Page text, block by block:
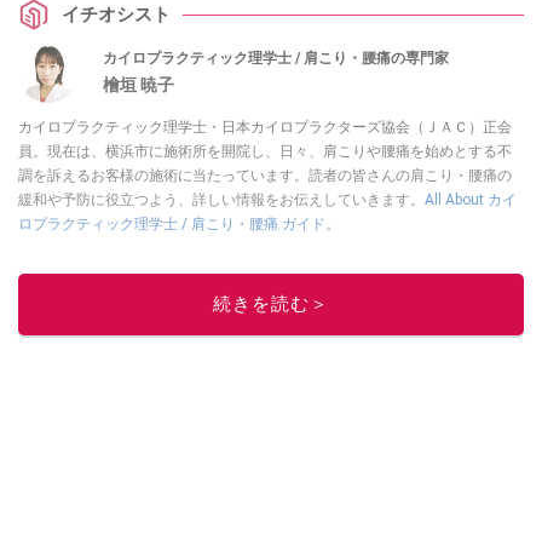
イチオシスト
カイロプラクティック理学士 / 肩こり・腰痛の専門家
檜垣 暁子
カイロプラクティック理学士・日本カイロプラクターズ協会（ＪＡＣ）正会
員。現在は、横浜市に施術所を開院し、日々、肩こりや腰痛を始めとする不
調を訴えるお客様の施術に当たっています。読者の皆さんの肩こり・腰痛の
緩和や予防に役立つよう、詳しい情報をお伝えしていきます。 All About カイ
ロプラクティック理学士 / 肩こり・腰痛 ガイド。
続きを読む＞